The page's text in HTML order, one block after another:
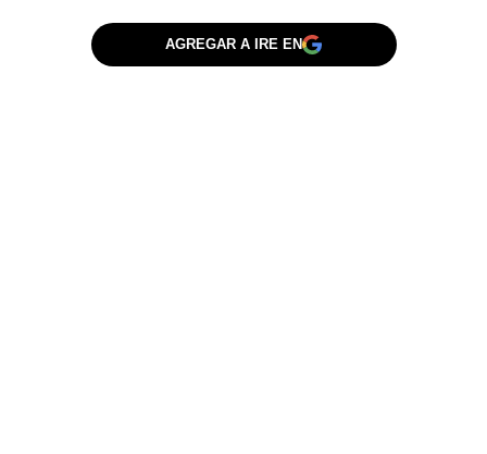
AGREGAR A IRE EN